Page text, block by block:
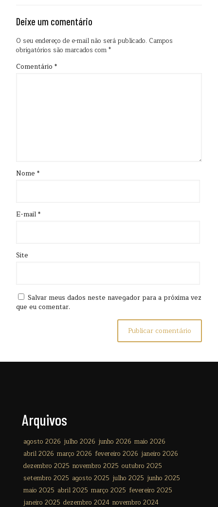
Deixe um comentário
O seu endereço de e-mail não será publicado. Campos
obrigatórios são marcados com*
Comentário *
Nome *
E-mail*
Site
Salvar meus dados neste navegador para a próxima vez
que eu comentar.
Arquivos
agosto 2026 julho 2026 junho 2026 maio 2026
abril 2026 março 2026 fevereiro 2026 janeiro 2026
dezembro 2025 novembro 2025 outubro 2025
setembro 2025 agosto 2025 julho 2025 junho 2025
maio 2025 abril 2025 março 2025 fevereiro 2025
janeiro 2025 dezembro 2024 novembro 2024